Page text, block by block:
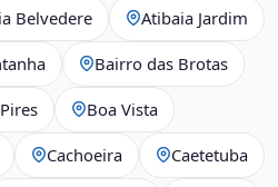
Belvedere Atibaia Jardim
Bairro das Brotas
Boa Vista
Cachoeira Caetetuba